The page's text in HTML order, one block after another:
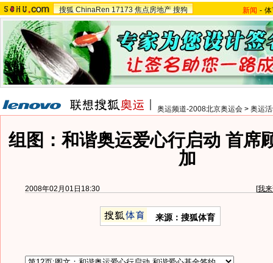
搜狐 ChinaRen 17173 焦点房地产 搜狗 新闻 -
奥运频道-2008北京奥运会 > 奥运
组图：和谐奥运爱心行启动 首席
加
2008年02月01日18:30 [我
来源：搜狐体育